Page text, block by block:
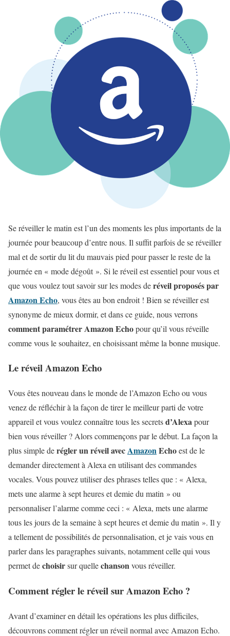
Se réveiller le matin est l’un des moments les plus importants de la
journée pour beaucoup d’entre nous. Il suffit parfois de se réveiller
mal et de sortir du lit du mauvais pied pour passer le reste de la
journée en « mode dégoût ». Si le réveil est essentiel pour vous et
que vous voulez tout savoir sur les modes deréveil proposés par
Amazon Echo, vous êtes au bon endroit ! Bien se réveiller est
synonyme de mieux dormir, et dans ce guide, nous verrons
comment paramétrer Amazon Echopour qu’il vous réveille
comme vous le souhaitez, en choisissant même la bonne musique.
Le réveil Amazon Echo
Vous êtes nouveau dans le monde de l’Amazon Echo ou vous
venez de réfléchir à la façon de tirer le meilleur parti de votre
appareil et vous voulez connaître tous les secretsd’Alexapour
bien vous réveiller ? Alors commençons par le début. La façon la
plus simple derégler un réveil avecAmazonEchoest de le
demander directement à Alexa en utilisant des commandes
vocales. Vous pouvez utiliser des phrases telles que : « Alexa,
mets une alarme à sept heures et demie du matin » ou
personnaliser l’alarme comme ceci : « Alexa, mets une alarme
tous les jours de la semaine à sept heures et demie du matin ». Il y
a tellement de possibilités de personnalisation, et je vais vous en
parler dans les paragraphes suivants, notamment celle qui vous
permet dechoisirsur quellechansonvous réveiller.
Comment régler le réveil sur Amazon Echo ?
Avant d’examiner en détail les opérations les plus difficiles,
découvrons comment régler un réveil normal avec Amazon Echo.